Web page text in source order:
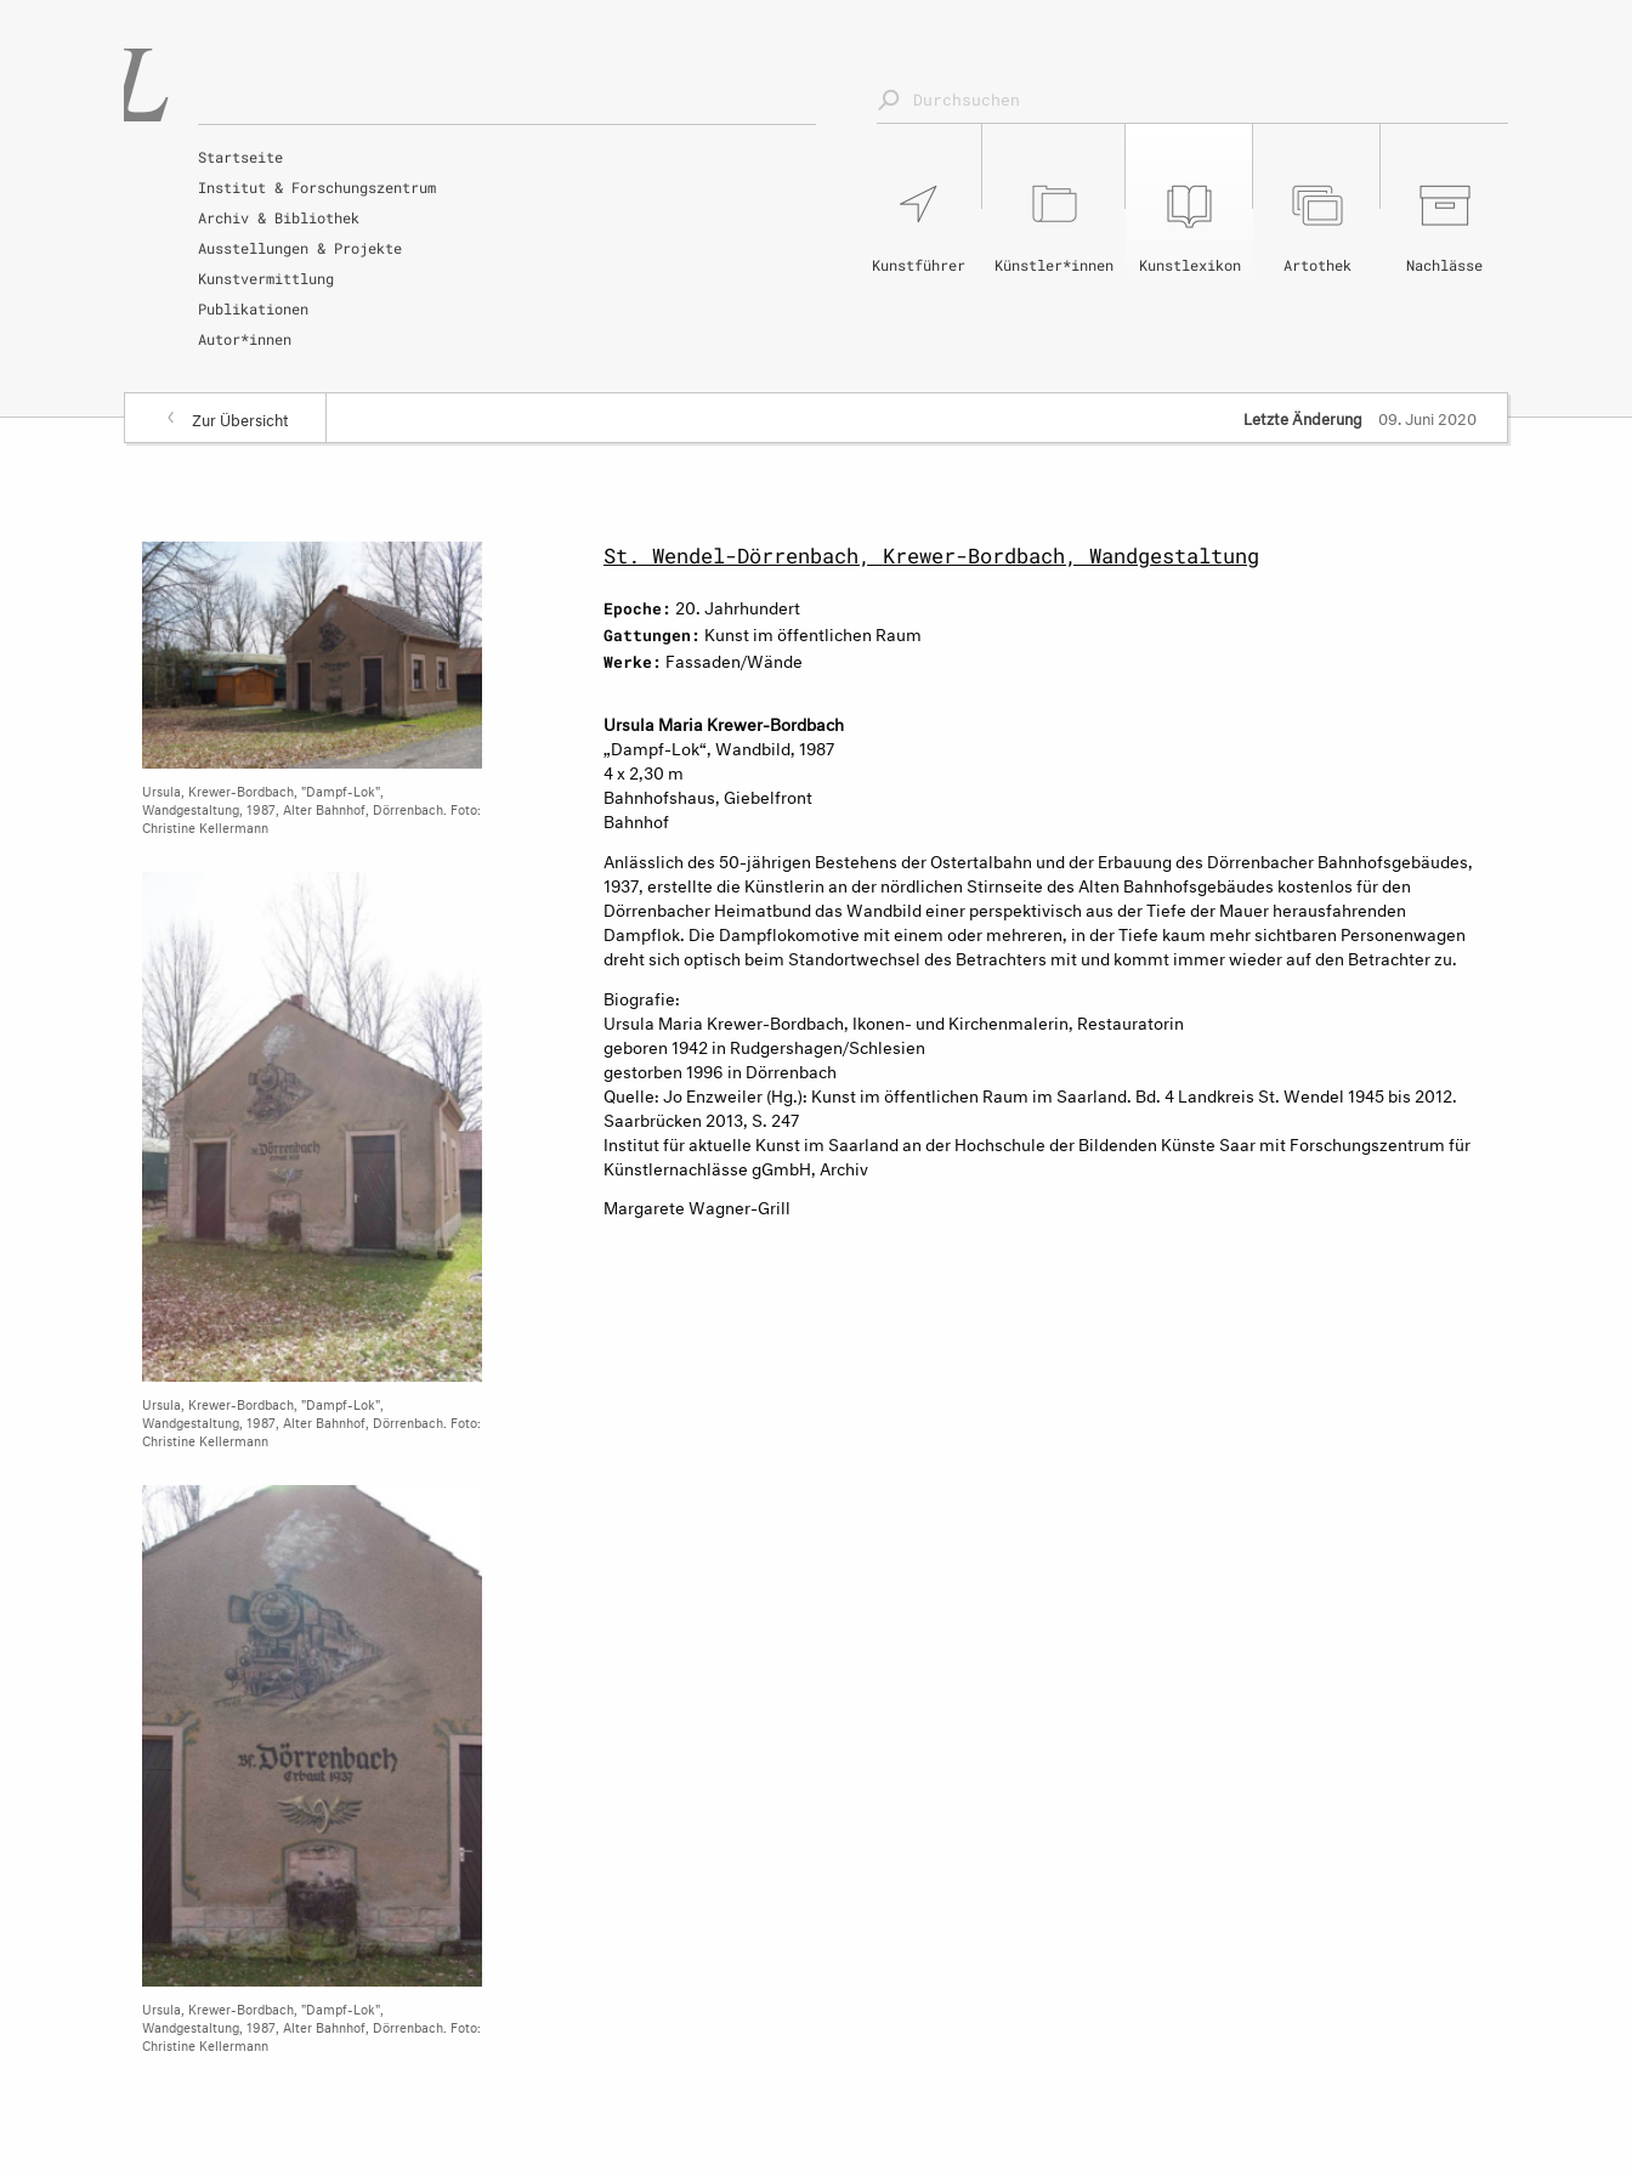
Startseite
Institut & Forschungszentrum
Archiv & Bibliothek
Ausstellungen & Projekte
Kunstvermittlung
Publikationen
Autor*innen
Nachlässe
Artothek
Kunstlexikon
Künstler*innen
Kunstführer
Zur Übersicht Letzte Änderung 09. Juni 2020
Ursula, Krewer-Bordbach, "Dampf-Lok",
Wandgestaltung, 1987, Alter Bahnhof, Dörrenbach. Foto:
Christine Kellermann
Ursula, Krewer-Bordbach, "Dampf-Lok",
Wandgestaltung, 1987, Alter Bahnhof, Dörrenbach. Foto:
Christine Kellermann
Ursula, Krewer-Bordbach, "Dampf-Lok",
Wandgestaltung, 1987, Alter Bahnhof, Dörrenbach. Foto:
Christine Kellermann
St. Wendel-Dörrenbach, Krewer-Bordbach, Wandgestaltung
Epoche: 20. Jahrhundert
Gattungen: Kunst im öffentlichen Raum
Werke: Fassaden/Wände
Ursula Maria Krewer-Bordbach
„Dampf-Lok“, Wandbild, 1987
4 x 2,30 m
Bahnhofshaus, Giebelfront
Bahnhof
Anlässlich des 50-jährigen Bestehens der Ostertalbahn und der Erbauung des Dörrenbacher Bahnhofsgebäudes,
1937, erstellte die Künstlerin an der nördlichen Stirnseite des Alten Bahnhofsgebäudes kostenlos für den
Dörrenbacher Heimatbund das Wandbild einer perspektivisch aus der Tiefe der Mauer herausfahrenden
Dampflok. Die Dampflokomotive mit einem oder mehreren, in der Tiefe kaum mehr sichtbaren Personenwagen
dreht sich optisch beim Standortwechsel des Betrachters mit und kommt immer wieder auf den Betrachter zu.
Biografie:
Ursula Maria Krewer-Bordbach, Ikonen- und Kirchenmalerin, Restauratorin
geboren 1942 in Rudgershagen/Schlesien
gestorben 1996 in Dörrenbach
Quelle: Jo Enzweiler (Hg.): Kunst im öffentlichen Raum im Saarland. Bd. 4 Landkreis St. Wendel 1945 bis 2012.
Saarbrücken 2013, S. 247
Institut für aktuelle Kunst im Saarland an der Hochschule der Bildenden Künste Saar mit Forschungszentrum für
Künstlernachlässe gGmbH, Archiv
Margarete Wagner-Grill